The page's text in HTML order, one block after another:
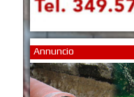
Annuncio